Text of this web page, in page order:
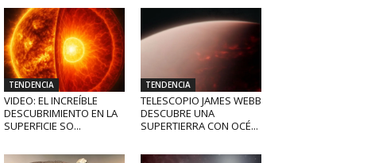
TENDENCIA
VIDEO: EL INCREÍBLE
DESCUBRIMIENTO EN LA
SUPERFICIE SO...
TENDENCIA
TELESCOPIO JAMES WEBB
DESCUBRE UNA
SUPERTIERRA CON OCÉ...